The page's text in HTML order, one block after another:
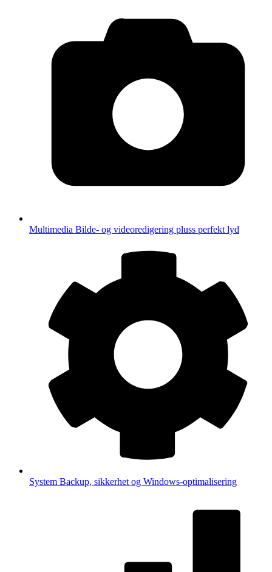
Multimedia Bilde- og videoredigering pluss perfekt lyd
System Backup, sikkerhet og Windows-optimalisering